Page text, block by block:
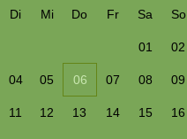
Di Mi Do Fr Sa So
01 02
04 05 06 07 08 09
11 12 13 14 15 16